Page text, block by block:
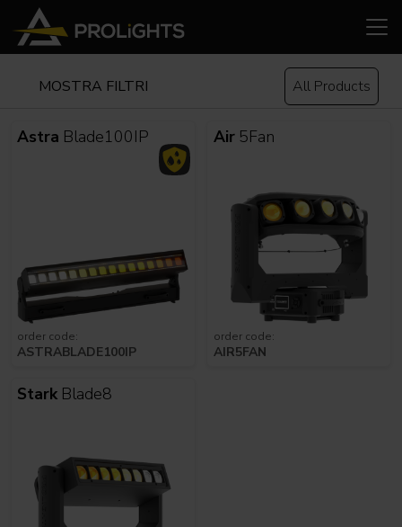
MOSTRA FILTRI All Products
Astra Blade100IP
order code:
ASTRABLADE100IP
Air5Fan
order code:
AIR5FAN
Stark Blade8